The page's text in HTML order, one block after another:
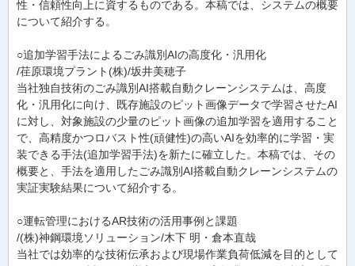
性・信頼性向上に資するものである。本稿では、システムの概要
について紹介する。
○追加学習手法によるごみ識別AIの高度化・汎用化
/荏原環境プラント(株)/坂井美穂子
当社独自技術のごみ識別AI搭載自動クレーンシステムは、高度
化・汎用化に向け、既存施設のピット画像データで学習させたAI
に対し、対象施設の少量のピット画像の追加学習を適用すること
で、高精度かつロバスト性(頑健性)の高いAIを効率的に学習・実
装できる手法(追加学習手法)を新たに確立した。本稿では、その
概要と、手法を適用したごみ識別AI搭載自動クレーンシステムの
実証実験結果について紹介する。
○運転管理におけるAR技術の活用事例と課題
/(株)神鋼環境ソリューション/木下 明・倉本直哉
当社では効率的な技術伝承および現場作業負荷低減を目的として